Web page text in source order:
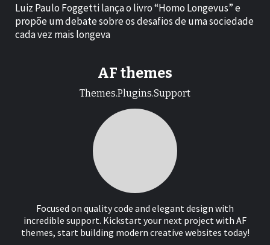
Luiz Paulo Foggetti lança o livro “Homo Longevus” e
propõe um debate sobre os desafios de uma sociedade
cada vez mais longeva
AF themes
Themes.Plugins.Support
Focused on quality code and elegant design with
incredible support. Kickstart your next project with AF
themes, start building modern creative websites today!